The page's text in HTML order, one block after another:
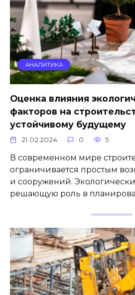
АНАЛИТИКА
Оценка влияния
факторов на
устойчивому будущему
21.02.2024 0 5
В современном мире
ограничивается простым
и сооружений.
решающую роль в